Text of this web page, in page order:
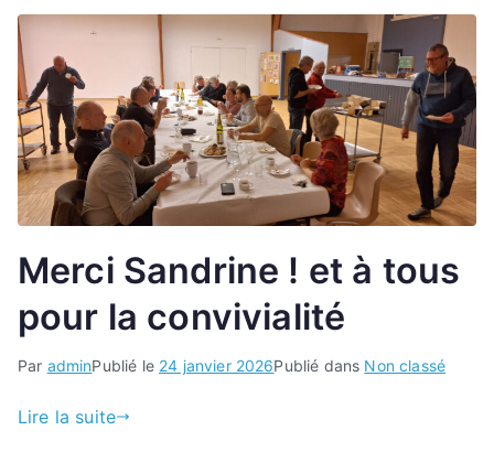
Merci Sandrine ! et à tous
pour la convivialité
Par adminPublié le 24 janvier 2026Publié dans Non classé
Lire la suite